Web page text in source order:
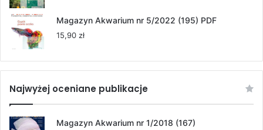
Magazyn Akwarium nr 5/2022 (195) PDF
15,90 zł
Najwyżej oceniane publikacje
Magazyn Akwarium nr 1/2018 (167)